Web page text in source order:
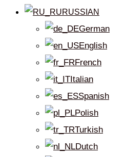
RUSSIAN
German
English
French
Italian
Spanish
Polish
Turkish
Dutch